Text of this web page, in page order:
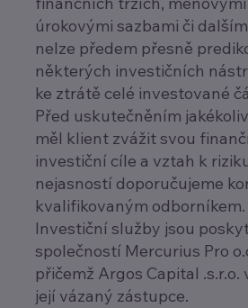
úrokovými sazbami či
nelze předem přesně
některých investičních
ke ztrátě celé investované
Před uskutečněním
měl klient zvážit svou
investiční cíle a vztah k
nejasností doporučujeme
kvalifikovaným odborníkem.
Investiční služby jsou
společností Mercurius Pro
přičemž Argos Capital .s.r.o.
její vázaný zástupce.